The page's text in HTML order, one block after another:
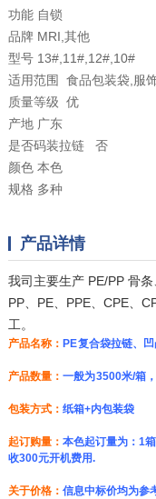
功能 自锁
品牌 MRI,其他
型号 13#,11#,12#,10#
适用范围
食品包装袋,服
质量等级 优
产地 广东
是否码装拉链
否
颜色 本色
规格 多种
产品详情
我司主要生产 PE/PP 骨
PP、PE、PPE、CPE、
工。
产品名称： PE 复合袋拉链、
产品数量： 一般为 3500米/箱
包装方式： 纸箱+内包装袋
起订购量： 本色起订量为：1
收300元开机费用.
关于价格： 信息中标价均为参